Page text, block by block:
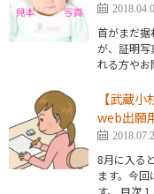
首がまだ
が、証明写
れる方や
【武蔵
web出願
8月に入る
ます。今
す。 目次